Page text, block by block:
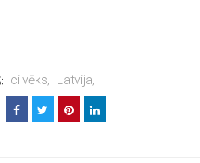
cilvēks, Latvija,